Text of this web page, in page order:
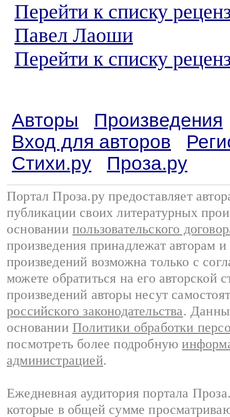
Перейти к списку
Павел Лаоши
Перейти к списку
Авторы
Произведения
Вход для авторов
Стихи.ру
Проза.ру
Портал Проза.ру предоставляет
публикации своих литературных
основании пользовательского
произведения принадлежат авторам
произведений возможна только с
можете обратиться на его авторской
произведений авторы несут
российского законодательства.
основании Политики обработки
посмотреть более подробную
администрацией.
Ежедневная аудитория портала
которые в общей сумме